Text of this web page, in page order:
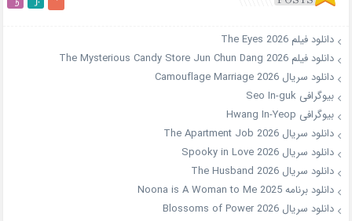
دانلود فیلم The Eyes 2026
دانلود فیلم The Mysterious Candy Store Jun Chun Dang 2026
دانلود سریال Camouflage Marriage 2026
بیوگرافی Seo In-guk
بیوگرافی Hwang In-Yeop
دانلود سریال The Apartment Job 2026
دانلود سریال Spooky in Love 2026
دانلود سریال The Husband 2026
دانلود برنامه Noona is A Woman to Me 2025
دانلود سریال Blossoms of Power 2026